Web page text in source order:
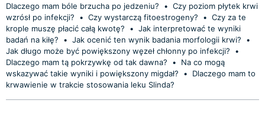
Dlaczego mam bóle brzucha po jedzeniu? • Czy poziom płytek krwi
wzrósł po infekcji?
• Czy wystarczą fitoestrogeny? • Czy za te
krople muszę płacić całą kwotę?
• Jak interpretować te wyniki
badań na kiłę?
• Jak ocenić ten wynik badania morfologii krwi?
•
Jak długo może być powiększony węzeł chłonny po infekcji?
•
Dlaczego mam tą pokrzywkę od tak dawna?
•
Na co mogą
wskazywać takie wyniki i powiększony migdał?
•
Dlaczego mam to
krwawienie w trakcie stosowania leku Slinda?